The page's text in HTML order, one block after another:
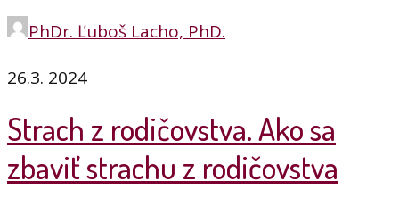
PhDr. Ľuboš Lacho, PhD.
26.3. 2024
Strach z rodičovstva. Ako sa
zbaviť strachu z rodičovstva